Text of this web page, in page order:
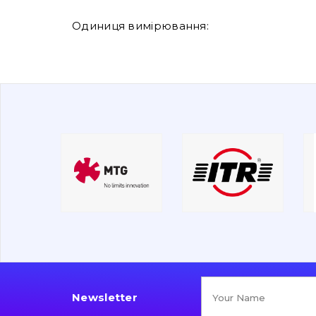
Одиниця вимірювання:
Newsletter